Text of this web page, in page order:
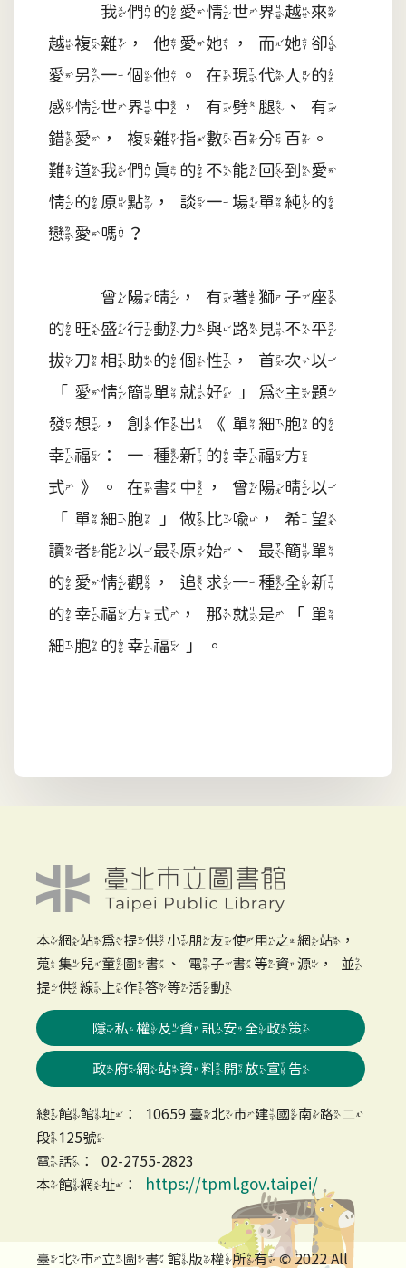
我們的愛情世界越來
越複雜，他愛她，而她卻
愛另一個他。在現代人的
感情世界中，有劈腿、有
錯愛，複雜指數百分百。
難道我們真的不能回到愛
情的原點，談一場單純的
戀愛嗎？
曾陽晴，有著獅子座
的旺盛行動力與路見不平
拔刀相助的個性，首次以
「愛情簡單就好」為主題
發想，創作出《單細胞的
幸福：一種新的幸福方
式》。在書中，曾陽晴以
「單細胞」做比喻，希望
讀者能以最原始、最簡單
的愛情觀，追求一種全新
的幸福方式，那就是「單
細胞的幸福」。
本網站為提供小朋友使用之網站，
蒐集兒童圖書、電子書等資源，並
提供線上作答等活動
隱私權及資訊安全政策
政府網站資料開放宣告
總館館址：10659 臺北市建國南路二
段125號
電話：02-2755-2823
本館網址：
https://tpml.gov.taipei/
臺北市立圖書館版權所有 © 2022 All